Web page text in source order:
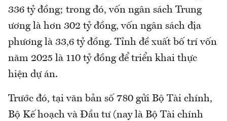
336 tỷ đồng; trong đó, vốn ngân sách Trung
ương là hơn 302 tỷ đồng, vốn ngân sách địa
phương là 33,6 tỷ đồng. Tỉnh đề xuất bố trí vốn
năm 2025 là 110 tỷ đồng để triển khai thực
hiện dự án.
Trước đó, tại văn bản số 780 gửi Bộ Tài chính,
Bộ Kế hoạch và Đầu tư (nay là Bộ Tài chính